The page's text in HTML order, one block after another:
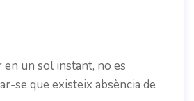
en un sol instant, no es
se que existeix absència de